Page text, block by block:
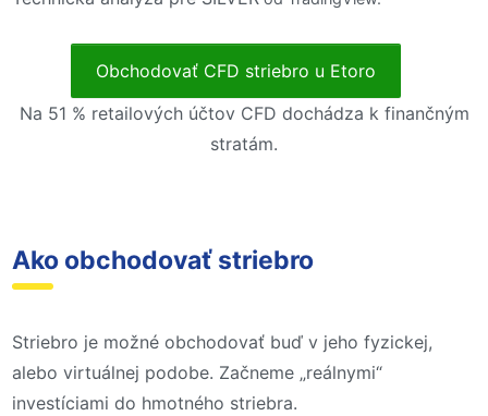
Obchodovať CFD striebro u Etoro
Na 51 % retailových účtov CFD dochádza k finančným
stratám.
Ako obchodovať striebro
Striebro je možné obchodovať buď v jeho fyzickej,
alebo virtuálnej podobe. Začneme „reálnymi“
investíciami do hmotného striebra.